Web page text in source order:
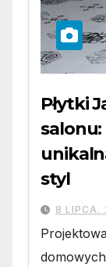
Płytki
salonu:
styl
8 LIPCA,